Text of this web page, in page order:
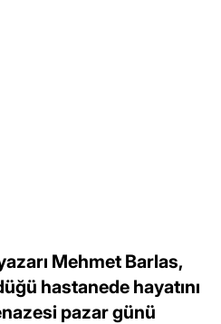
Mehmet Barlas,
hastanede hayatını
pazar günü